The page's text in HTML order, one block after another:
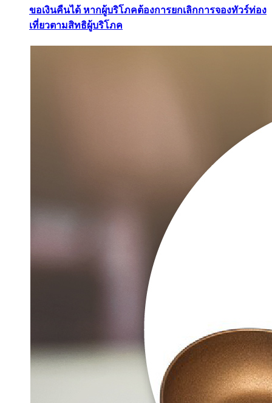
ขอเงินคืนได้ หากผู้บริโภคต้องการยกเลิกการจองทัวร์ท่อง
เที่ยวตามสิทธิผู้บริโภค